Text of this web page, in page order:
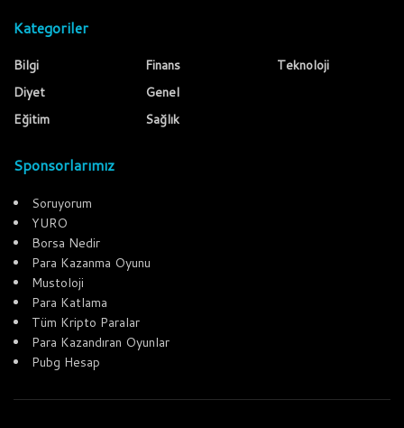
Kategoriler
Bilgi
Diyet
Eğitim
Finans
Genel
Sağlık
Teknoloji
Sponsorlarımız
Soruyorum
YURO
Borsa Nedir
Para Kazanma Oyunu
Mustoloji
Para Katlama
Tüm Kripto Paralar
Para Kazandıran Oyunlar
Pubg Hesap